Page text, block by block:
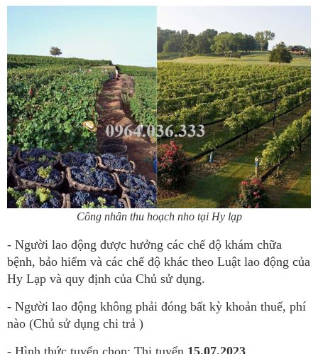
Công nhân thu hoạch nho tại Hy lạp
- Người lao động được hưởng các chế độ khám chữa
bệnh, bảo hiểm và các chế độ khác theo Luật lao động của
Hy Lạp và quy định của Chủ sử dụng.
- Người lao động không phải đóng bất kỳ khoản thuế, phí
nào (Chủ sử dụng chi trả )